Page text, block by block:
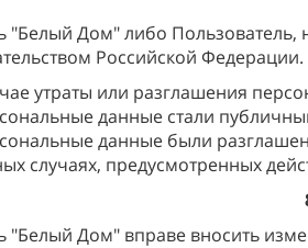
"Белый Дом" либо Пользователь,
Российской Федерации.
утраты или разглашения
данные стали
данные были
случаях, предусмотренных
"Белый Дом" вправе вносить